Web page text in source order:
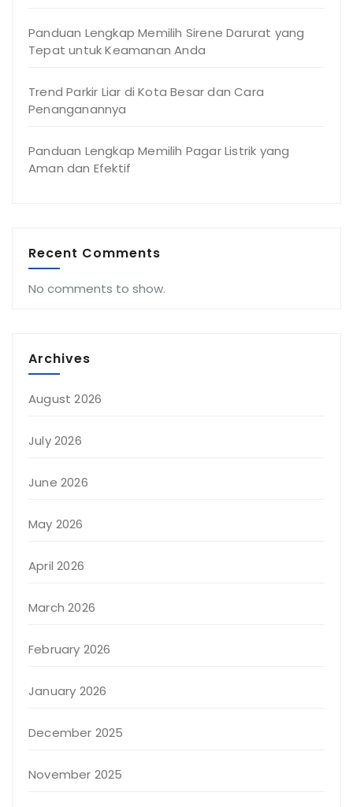
Panduan Lengkap Memilih Sirene Darurat yang
Tepat untuk Keamanan Anda
Trend Parkir Liar di Kota Besar dan Cara
Penanganannya
Panduan Lengkap Memilih Pagar Listrik yang
Aman dan Efektif
Recent Comments
No comments to show.
Archives
August 2026
July 2026
June 2026
May 2026
April 2026
March 2026
February 2026
January 2026
December 2025
November 2025